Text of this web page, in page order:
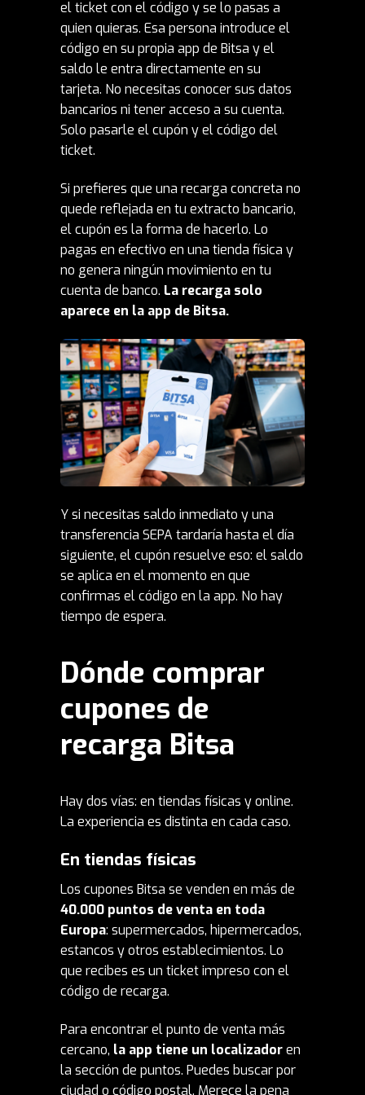
el ticket con el código y se lo pasas a
quien quieras. Esa persona introduce el
código en su propia app de Bitsa y el
saldo le entra directamente en su
tarjeta. No necesitas conocer sus datos
bancarios ni tener acceso a su cuenta.
Solo pasarle el cupón y el código del
ticket.
Si prefieres que una recarga concreta no
quede reflejada en tu extracto bancario,
el cupón es la forma de hacerlo. Lo
pagas en efectivo en una tienda física y
no genera ningún movimiento en tu
cuenta de banco. La recarga solo
aparece en la app de Bitsa.
Y si necesitas saldo inmediato y una
transferencia SEPA tardaría hasta el día
siguiente, el cupón resuelve eso: el saldo
se aplica en el momento en que
confirmas el código en la app. No hay
tiempo de espera.
Dónde comprar
cupones de
recarga Bitsa
Hay dos vías: en tiendas físicas y online.
La experiencia es distinta en cada caso.
En tiendas físicas
Los cupones Bitsa se venden en más de
40.000 puntos de venta en toda
Europa: supermercados, hipermercados,
estancos y otros establecimientos. Lo
que recibes es un ticket impreso con el
código de recarga.
Para encontrar el punto de venta más
cercano, la app tiene un localizadoren
la sección de puntos. Puedes buscar por
ciudad o código postal. Merece la pena